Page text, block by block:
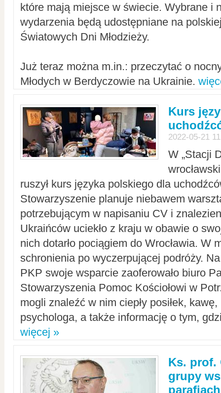
które mają miejsce w świecie. Wybrane i
wydarzenia będą udostępniane na
Światowych Dni Młodzieży.
Już teraz można m.in.: przeczytać o
Młodych w Berdyczowie na Ukrainie.
Kurs
2022-05-21
W „Stacji
ruszył kurs języka polskiego dla
Stowarzyszenie planuje niebawem
potrzebującym w napisaniu CV i
Ukraińców uciekło z kraju w obawie o
nich dotarło pociągiem do Wrocławia. W
schronienia po wyczerpującej podróży.
PKP swoje wsparcie zaoferowało biuro
Stowarzyszenia Pomoc Kościołowi w
mogli znaleźć w nim ciepły posiłek,
psychologa, a także informację o tym,
więcej »
Ks. prof.
grupy
parafiach